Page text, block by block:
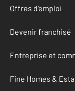
Offres d'emploi
Devenir franchisé
Entreprise et
Fine Homes &